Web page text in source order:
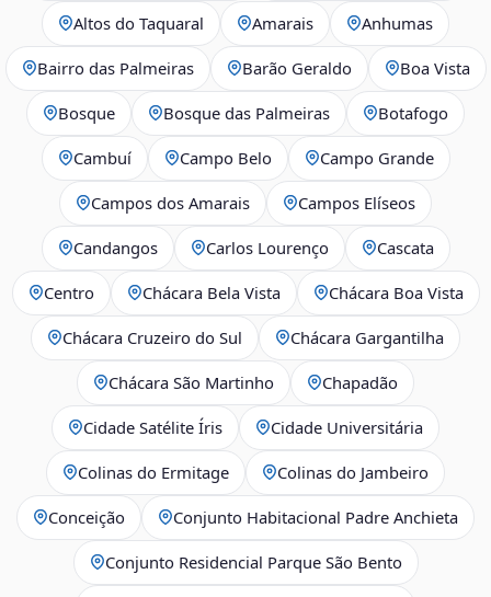
Altos do Taquaral Amarais Anhumas
Bairro das Palmeiras Barão Geraldo Boa Vista
Bosque Bosque das Palmeiras Botafogo
Cambuí Campo Belo Campo Grande
Campos dos Amarais Campos Elíseos
Candangos Carlos Lourenço Cascata
Centro Chácara Bela Vista Chácara Boa Vista
Chácara Cruzeiro do Sul Chácara Gargantilha
Chácara São Martinho Chapadão
Cidade Satélite Íris Cidade Universitária
Colinas do Ermitage Colinas do Jambeiro
Conceição Conjunto Habitacional Padre Anchieta
Conjunto Residencial Parque São Bento